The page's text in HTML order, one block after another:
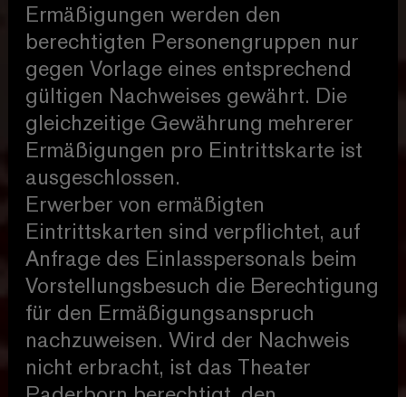
Ermäßigungen werden den
berechtigten Personengruppen nur
gegen Vorlage eines entsprechend
gültigen Nachweises gewährt. Die
gleichzeitige Gewährung mehrerer
Ermäßigungen pro Eintrittskarte ist
ausgeschlossen.
Erwerber von ermäßigten
Eintrittskarten sind verpflichtet, auf
Anfrage des Einlasspersonals beim
Vorstellungsbesuch die Berechtigung
für den Ermäßigungsanspruch
nachzuweisen. Wird der Nachweis
nicht erbracht, ist das Theater